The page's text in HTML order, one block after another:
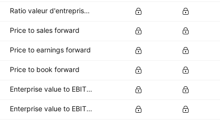
Ratio valeur d'entreprise/ EBITDA
Price to sales forward
Price to earnings forward
Price to book forward
Enterprise value to EBITDA forward
Enterprise value to EBIT forward